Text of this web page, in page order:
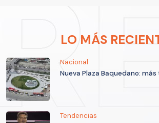
LO MÁS
Nacional
Nueva Plaza Baquedano:
Tendencias